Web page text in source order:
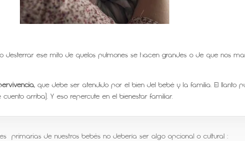
desterrar ese mito de quelos pulmones se hacen grandes o de que nos
que debe ser atendido por el bien del bebé y la familia. El llanto
arriba). Y eso repercute en el bienestar familiar.
primarias de nuestros bebés no debería ser algo opcional o cultural :